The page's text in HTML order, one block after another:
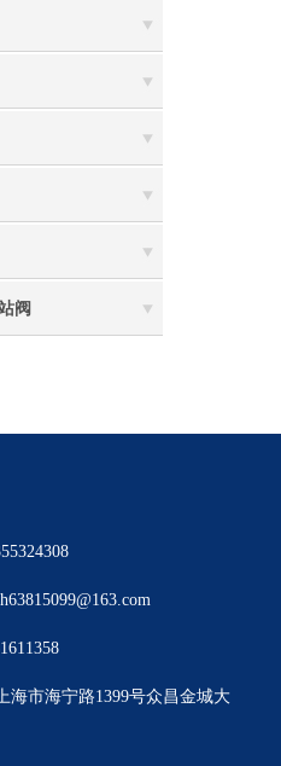
阀
海市海宁路1399号众昌金城大